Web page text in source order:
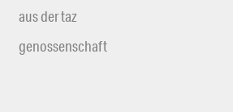
aus der taz
genossenschaft